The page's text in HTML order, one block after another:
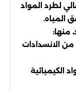
لطرد المواد
المياه.
منها:
الانسدادات
الكيميائية